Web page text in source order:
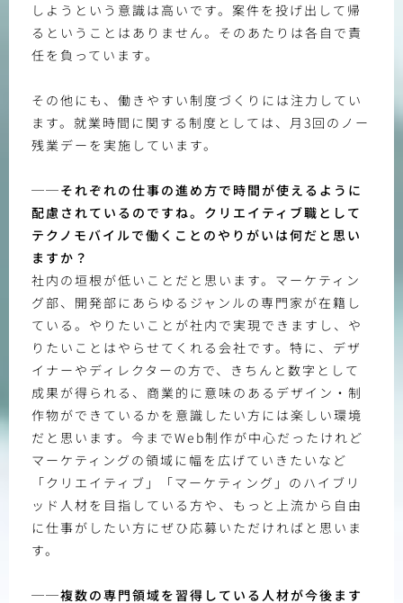
しようという意識は高いです。案件を投げ出して帰
るということはありません。そのあたりは各自で責
任を負っています。
その他にも、働きやすい制度づくりには注力してい
ます。就業時間に関する制度としては、月3回のノー
残業デーを実施しています。
──それぞれの仕事の進め方で時間が使えるように
配慮されているのですね。クリエイティブ職として
テクノモバイルで働くことのやりがいは何だと思い
ますか？
社内の垣根が低いことだと思います。マーケティン
グ部、開発部にあらゆるジャンルの専門家が在籍し
ている。やりたいことが社内で実現できますし、や
りたいことはやらせてくれる会社です。特に、デザ
イナーやディレクターの方で、きちんと数字として
成果が得られる、商業的に意味のあるデザイン・制
作物ができているかを意識したい方には楽しい環境
だと思います。今までWeb制作が中心だったけれど
マーケティングの領域に幅を広げていきたいなど
「クリエイティブ」「マーケティング」のハイブリ
ッド人材を目指している方や、もっと上流から自由
に仕事がしたい方にぜひ応募いただければと思いま
す。
──複数の専門領域を習得している人材が今後ます